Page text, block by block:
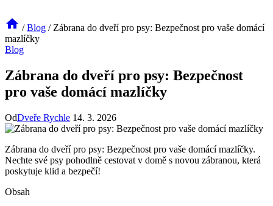
/ Blog / Zábrana do dveří pro psy: Bezpečnost pro vaše domácí
mazlíčky
Blog
Zábrana do dveří pro psy: Bezpečnost
pro vaše domácí mazlíčky
OdDveře Rychle 14. 3. 2026
Zábrana do dveří pro psy: Bezpečnost⁤ pro vaše ​domácí mazlíčky.
Nechte své psy pohodlně cestovat v domě s novou zábranou,⁢ která
poskytuje⁢ klid​ a bezpečí!
Obsah